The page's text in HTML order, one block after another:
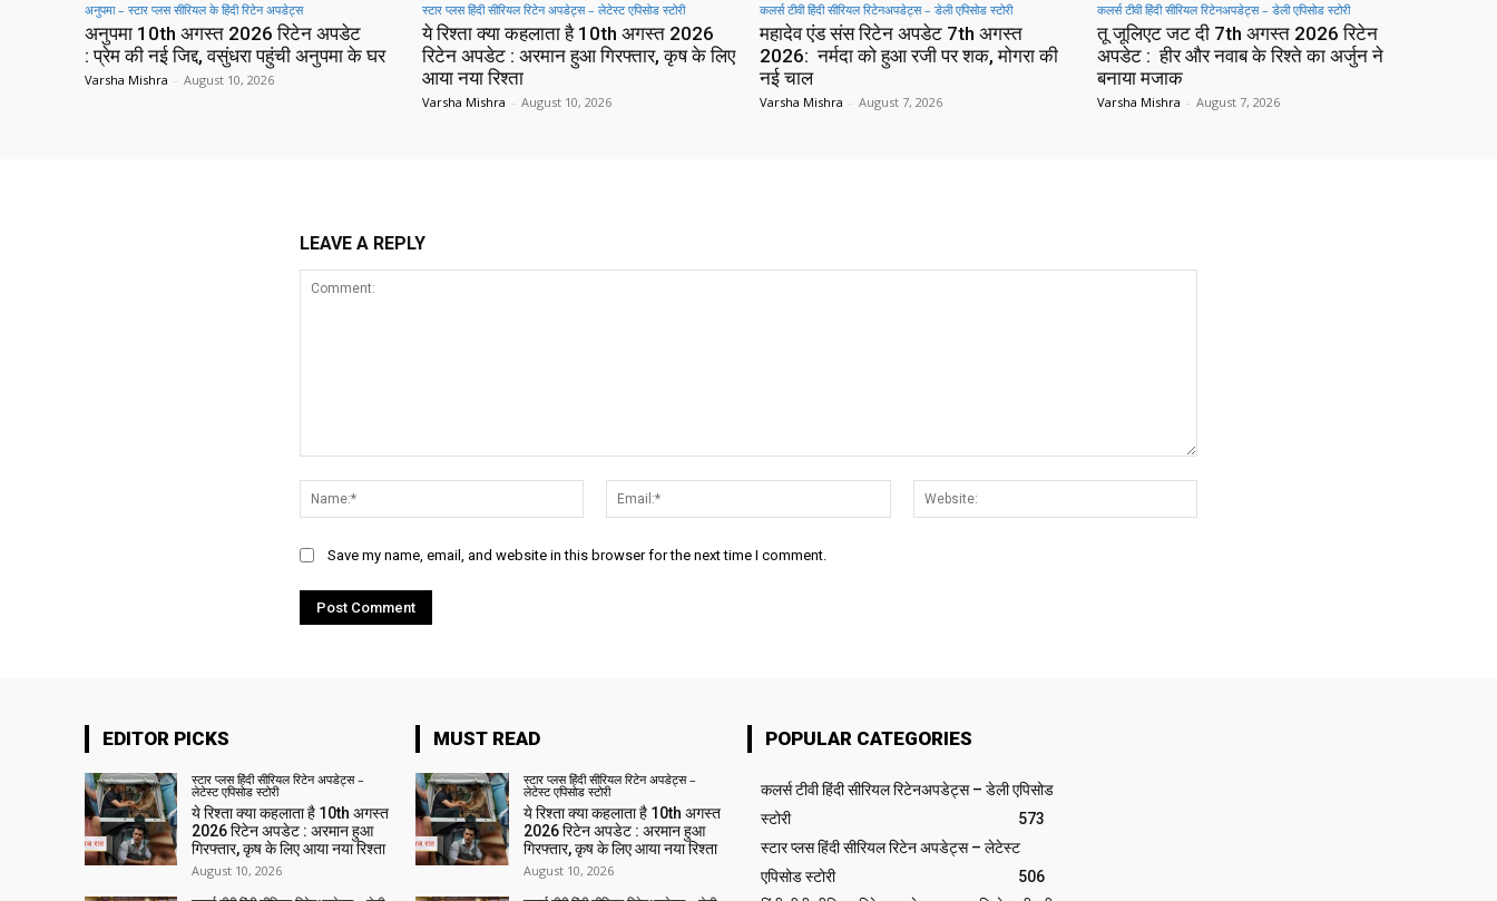
अनुपमा – स्टार प्लस सीरियल के हिंदी रिटेन अपडेट्स
अनुपमा 10th अगस्त 2026 रिटेन अपडेट
: प्रेम की नई जिद्द, वसुंधरा पहुंची अनुपमा के घर
Varsha Mishra - August 10, 2026
स्टार प्लस हिंदी सीरियल रिटेन अपडेट्स – लेटेस्ट एपिसोड स्टोरी
ये रिश्ता क्या कहलाता है 10th अगस्त 2026
रिटेन अपडेट : अरमान हुआ गिरफ्तार, कृष के लिए
आया नया रिश्ता
Varsha Mishra - August 10, 2026
कलर्स टीवी हिंदी सीरियल रिटेनअपडेट्स – डेली एपिसोड स्टोरी
महादेव एंड संस रिटेन अपडेट 7th अगस्त
2026: नर्मदा को हुआ रजी पर शक, मोगरा की
नई चाल
Varsha Mishra - August 7, 2026
कलर्स टीवी हिंदी सीरियल रिटेनअपडेट्स – डेली एपिसोड स्टोरी
तू जूलिएट जट दी 7th अगस्त 2026 रिटेन
अपडेट : हीर और नवाब के रिश्ते का अर्जुन ने
बनाया मजाक
Varsha Mishra - August 7, 2026
LEAVE A REPLY
Name:*
Email:*
Save my name, email, and website in this browser for the next time I comment.
EDITOR PICKS
स्टार प्लस हिंदी सीरियल रिटेन अपडेट्स –
लेटेस्ट एपिसोड स्टोरी
ये रिश्ता क्या कहलाता है 10th अगस्त
2026 रिटेन अपडेट : अरमान हुआ
गिरफ्तार, कृष के लिए आया नया रिश्ता
August 10, 2026
MUST READ
स्टार प्लस हिंदी सीरियल रिटेन अपडेट्स –
लेटेस्ट एपिसोड स्टोरी
ये रिश्ता क्या कहलाता है 10th अगस्त
2026 रिटेन अपडेट : अरमान हुआ
गिरफ्तार, कृष के लिए आया नया रिश्ता
August 10, 2026
POPULAR CATEGORIES
कलर्स टीवी हिंदी सीरियल रिटेनअपडेट्स – डेली एपिसोड
स्टोरी
573
स्टार प्लस हिंदी सीरियल रिटेन अपडेट्स – लेटेस्ट
एपिसोड स्टोरी
506